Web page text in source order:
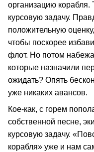
организацию
курсовую задачу.
положительную
чтобы поскорее
флот. Но потом
которые назначили
ожидать? Опять
уже никаких авансов.
Кое-как, с горем
собственной песне,
курсовую задачу.
корабля» уже и нам